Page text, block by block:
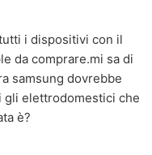
i dispositivi con il
da comprare.mi sa di
samsung dovrebbe
gli elettrodomestici che
è?